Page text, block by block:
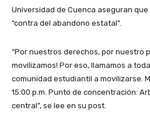
Universidad de Cuenca aseguran
“contra del abandono estatal”.
“Por nuestros derechos, por nuestro
movilizamos! Por eso, llamamos a
comunidad estudiantil a movilizarse.
15:00 p.m. Punto de concentración:
central”, se lee en su post.